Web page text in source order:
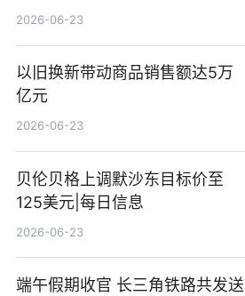
2026-06-23
以旧换新带动商品销售额达5万
亿元
2026-06-23
贝伦贝格上调默沙东目标价至
125美元|每日信息
2026-06-23
端午假期收官 长三角铁路共发送